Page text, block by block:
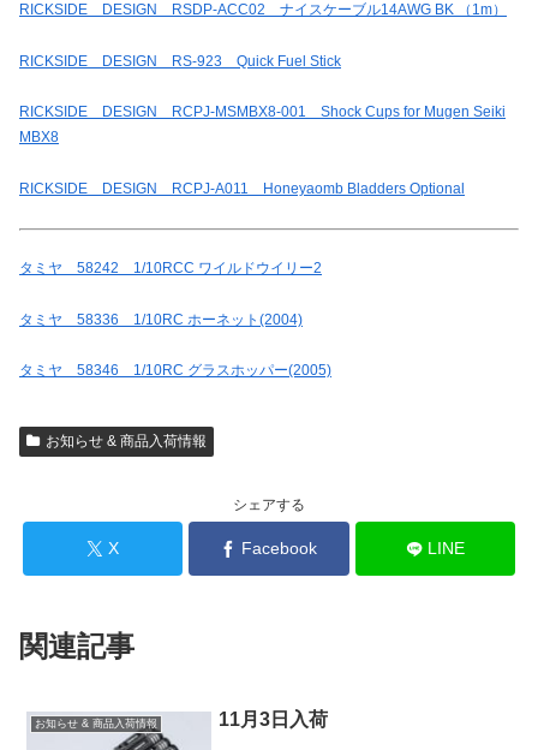
RICKSIDE DESIGN RSDP-ACC02 ナイスケーブル14AWG BK （1m）
RICKSIDE DESIGN RS-923 Quick Fuel Stick
RICKSIDE DESIGN RCPJ-MSMBX8-001 Shock Cups for Mugen Seiki
MBX8
RICKSIDE DESIGN RCPJ-A011 Honeyaomb Bladders Optional
タミヤ 58242 1/10RCC ワイルドウイリー2
タミヤ 58336 1/10RC ホーネット(2004)
タミヤ 58346 1/10RC グラスホッパー(2005)
お知らせ & 商品入荷情報
シェアする
X Facebook LINE
関連記事
お知らせ & 商品入荷情報 11月3日入荷